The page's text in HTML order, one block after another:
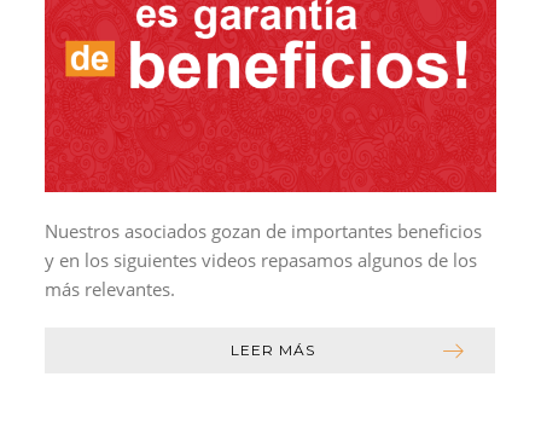
Nuestros asociados gozan de importantes beneficios
y en los siguientes videos repasamos algunos de los
más relevantes.
LEER MÁS